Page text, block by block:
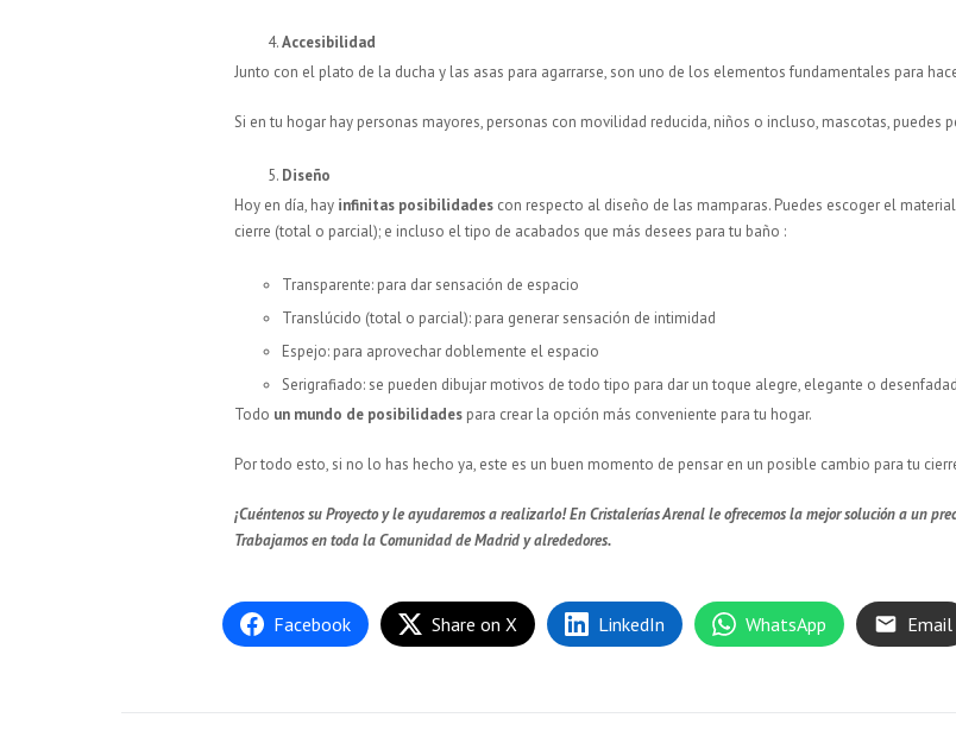
Accesibilidad
Junto con el plato de la ducha y las asas para agarrarse, son uno de los elementos fundamentales para
Si en tu hogar hay personas mayores, personas con movilidad reducida, niños o incluso, mascotas,
Diseño
Hoy en día, hay infinitas posibilidades con respecto al diseño de las mamparas. Puedes escoger el
cierre (total o parcial); e incluso el tipo de acabados que más desees para tu baño :
Transparente: para dar sensación de espacio
Translúcido (total o parcial): para generar sensación de intimidad
Espejo: para aprovechar doblemente el espacio
Serigrafiado: se pueden dibujar motivos de todo tipo para dar un toque alegre, elegante o
Todo un mundo de posibilidades para crear la opción más conveniente para tu hogar.
Por todo esto, si no lo has hecho ya, este es un buen momento de pensar en un posible cambio para tu
¡Cuéntenos su Proyecto y le ayudaremos a realizarlo! En Cristalerías Arenal le ofrecemos la mejor solución a un
Trabajamos en toda la Comunidad de Madrid y alrededores.
Facebook Share on X LinkedIn WhatsApp Email